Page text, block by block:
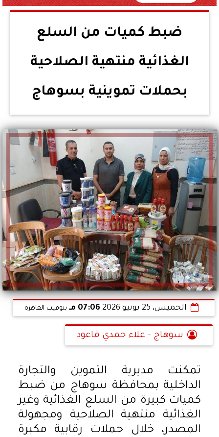
ضبط كميات من السلع
الغذائية منتهية الصلاحية
بحملات تموينية بسوهاج
الخميس، 25 يونيو 2026 07:06 مـ بتوقيت القاهرة
سوهاج - علاء حمدي قاعود
تمكنت مديرية التموين والتجارة
الداخلية بمحافظة سوهاج من ضبط
كميات كبيرة من السلع الغذائية وغير
الغذائية منتهية الصلاحية ومجهولة
المصدر، خلال حملات رقابية مكبرة